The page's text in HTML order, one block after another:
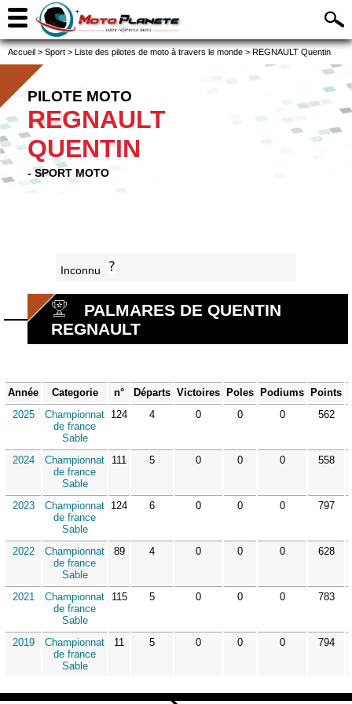
Accueil > Sport > Liste des pilotes de moto à travers le monde > REGNAULT Quentin
PILOTE MOTO
REGNAULT
QUENTIN
- SPORT MOTO
Inconnu
PALMARES DE QUENTIN
REGNAULT
Année Categorie n° Départs Victoires Poles Podiums Points
2025
Championnat
de france
Sable
124 4 0 0 0 562
2024
Championnat
de france
Sable
111 5 0 0 0 558
2023
Championnat
de france
Sable
124 6 0 0 0 797
2022
Championnat
de france
Sable
89 4 0 0 0 628
2021
Championnat
de france
Sable
115 5 0 0 0 783
2019
Championnat
de france
Sable
11 5 0 0 0 794